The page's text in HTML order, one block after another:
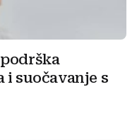
suočavanje s